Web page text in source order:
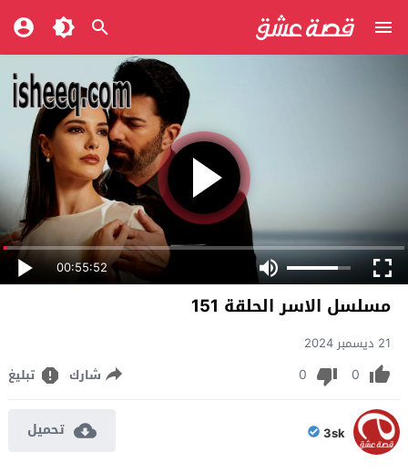
00:55:52
مسلسل الاسر الحلقة 151
21 ديسمبر 2024
0
0 شارك تبليغ
3sk تحميل